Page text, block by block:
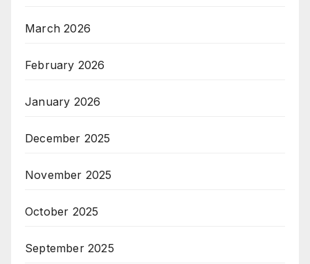
March 2026
February 2026
January 2026
December 2025
November 2025
October 2025
September 2025